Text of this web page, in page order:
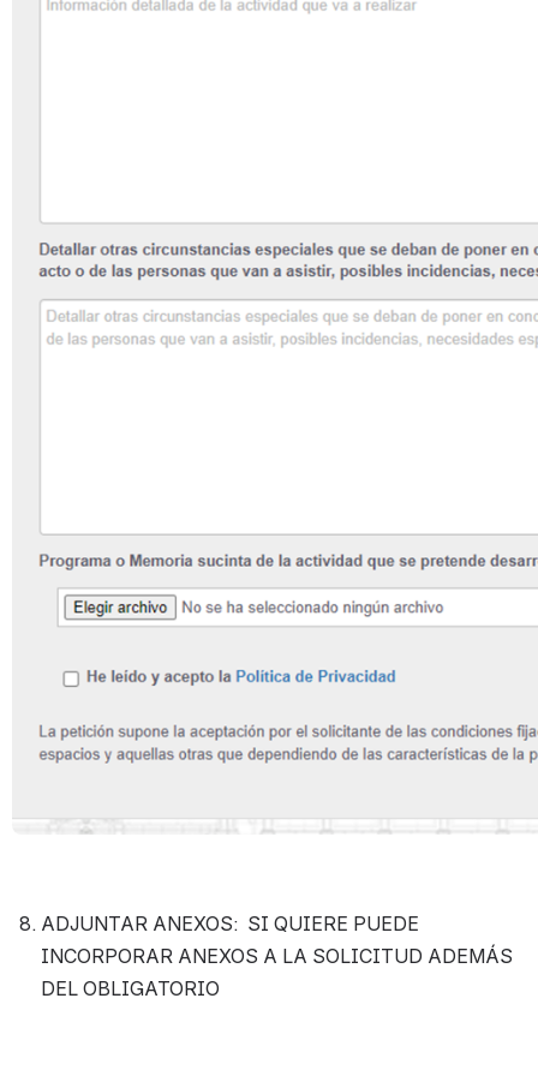
ADJUNTAR ANEXOS:  SI QUIERE PUEDE
INCORPORAR ANEXOS A LA SOLICITUD ADEMÁS
DEL OBLIGATORIO